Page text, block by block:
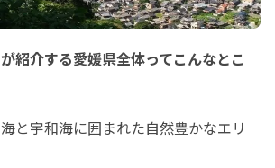
紹介する愛媛県全体ってこんなとこ
と宇和海に囲まれた自然豊かなエリ